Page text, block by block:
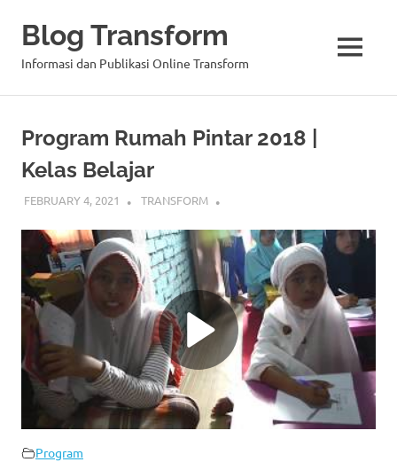
content
Blog Transform
Informasi dan Publikasi Online Transform MENU
Program Rumah Pintar 2018 |
Kelas Belajar
FEBRUARY 4, 2021 TRANSFORM
Program